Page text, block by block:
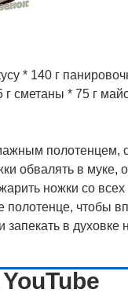
* 140 г
сметаны * 75 г
полотенцем,
обвалять в муке,
ножки со
чтобы
в духовке